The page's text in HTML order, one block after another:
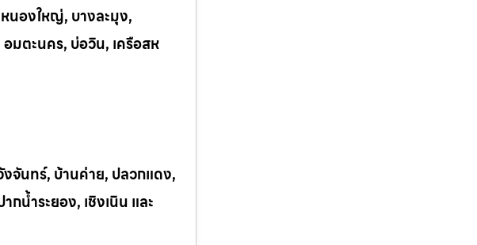
นองใหญ่, บางละมุง,
มตะนคร, บ่อวิน, เครือสห
งจันทร์, บ้านค่าย, ปลวกแดง,
กน้ำระยอง, เชิงเนิน และ